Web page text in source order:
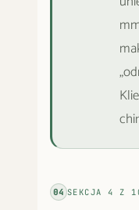
04 SEKCJA4 Z